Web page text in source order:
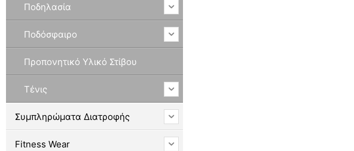
Ποδηλασία
Ποδόσφαιρο
Προπονητικό Υλικό Στίβου
Τένις
Συμπληρώματα Διατροφής
Fitness Wear